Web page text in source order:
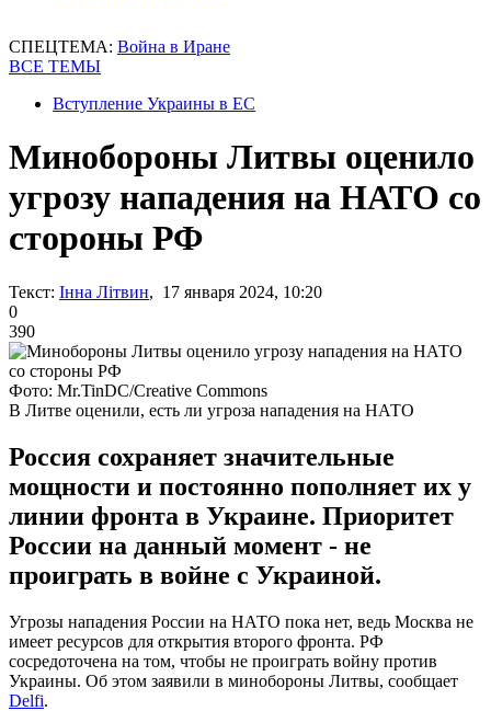
СПЕЦТЕМА: Война в Иране
ВСЕ ТЕМЫ
Вступление Украины в ЕС
Минобороны Литвы оценило
угрозу нападения на НАТО со
стороны РФ
Текст: Інна Літвин, 17 января 2024, 10:20
0
390
Фото: Mr.TinDC/Creative Commons
В Литве оценили, есть ли угроза нападения на НАТО
Россия сохраняет значительные
мощности и постоянно пополняет их у
линии фронта в Украине. Приоритет
России на данный момент - не
проиграть в войне с Украиной.
Угрозы нападения России на НАТО пока нет, ведь Москва не
имеет ресурсов для открытия второго фронта. РФ
сосредоточена на том, чтобы не проиграть войну против
Украины. Об этом заявили в минобороны Литвы, сообщает
Delfi.